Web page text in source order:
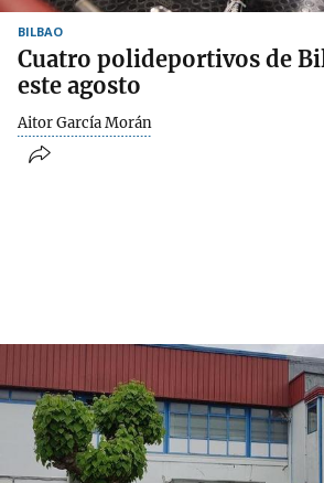
BILBAO
Cuatro polideportivos de
este agosto
Aitor García Morán